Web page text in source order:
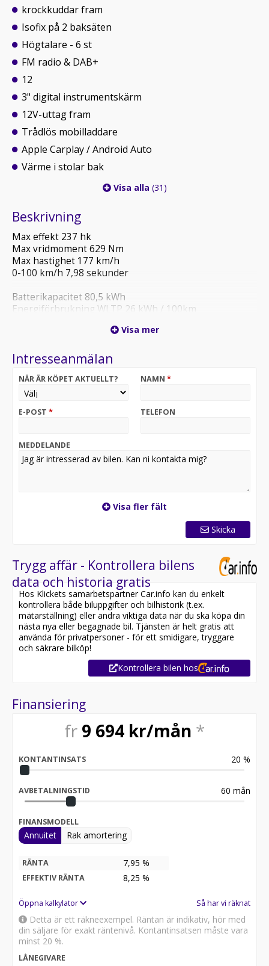
krockkuddar fram
Isofix på 2 baksäten
Högtalare - 6 st
FM radio & DAB+
12
3" digital instrumentskärm
12V-uttag fram
Trådlös mobilladdare
Apple Carplay / Android Auto
Värme i stolar bak
Visa alla (31)
Beskrivning
Max effekt 237 hk
Max vridmoment 629 Nm
Max hastighet 177 km/h
0-100 km/h 7,98 sekunder
Batterikapacitet 80,5 kWh
Energiförbrukning WLTP 26 kWh / 100km
DC laddning 120kW
V2L (Vehicle-to-load) 3,3 kW AC
466 km WLTP Stad
Visa mer
Intresseanmälan
NÄR ÄR KÖPET AKTUELLT? NAMN *
E-POST * TELEFON
MEDDELANDE
Visa fler fält
Skicka
Trygg affär - Kontrollera bilens
data och historia gratis
Hos Klickets samarbetspartner Car.info kan du enkelt
kontrollera både biluppgifter och bilhistorik (t.ex.
mätarställning) eller andra viktiga data när du ska köpa din
nästa nya eller begagnade bil. Tjänsten är helt gratis att
använda för privatpersoner - för ett smidigare, tryggare
och säkrare bilköp!
Kontrollera bilen hos
Finansiering
fr 9 694 kr/mån *
KONTANTINSATS 20 %
AVBETALNINGSTID 60 mån
FINANSMODELL
Annuitet Rak amortering
RÄNTA 7,95 %
EFFEKTIV RÄNTA 8,25 %
Öppna kalkylator Så har vi räknat
Detta är ett räkneexempel. Räntan är indikativ, hör med
din säljare för exakt räntenivå. Kontantinsatsen måste vara
minst 20 %.
LÅNEGIVARE